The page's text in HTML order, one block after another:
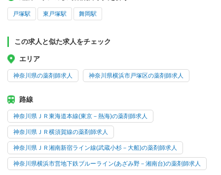
戸塚駅 東戸塚駅 舞岡駅
この求人と似た求人をチェック
エリア
神奈川県の薬剤師求人 神奈川県横浜市戸塚区の薬剤師求人
路線
神奈川県ＪＲ東海道本線(東京－熱海)の薬剤師求人
神奈川県ＪＲ横須賀線の薬剤師求人
神奈川県ＪＲ湘南新宿ライン線(武蔵小杉－大船)の薬剤師求人
神奈川県横浜市営地下鉄ブルーライン(あざみ野－湘南台)の薬剤師求人